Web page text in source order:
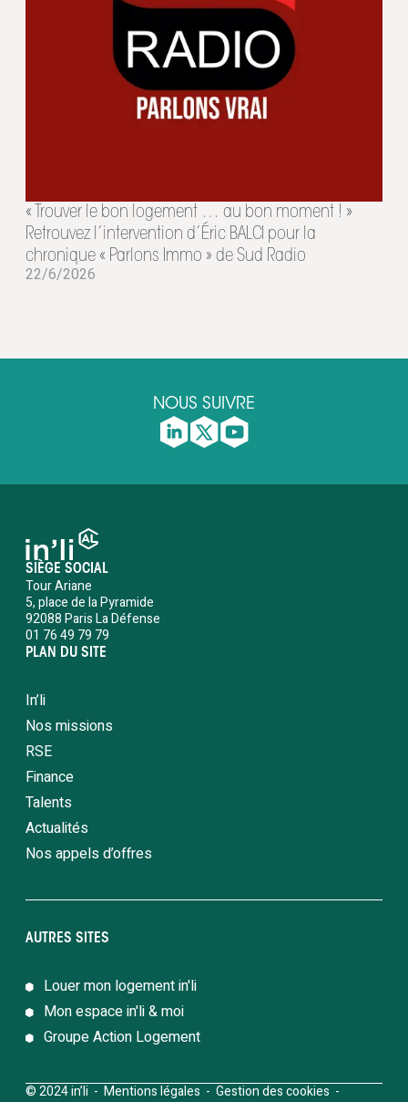
« Trouver le bon logement … au bon moment ! »
Retrouvez l’intervention d’Éric BALCI pour la
chronique « Parlons Immo » de Sud Radio
22/6/2026
NOUS SUIVRE
SIÈGE SOCIAL
Tour Ariane
5, place de la Pyramide
92088 Paris La Défense
01 76 49 79 79
PLAN DU SITE
In’li
Nos missions
RSE
Finance
Talents
Actualités
Nos appels d’offres
AUTRES SITES
Louer mon logement in'li
Mon espace in'li & moi
Groupe Action Logement
© 2024 in’li - Mentions légales - Gestion des cookies -